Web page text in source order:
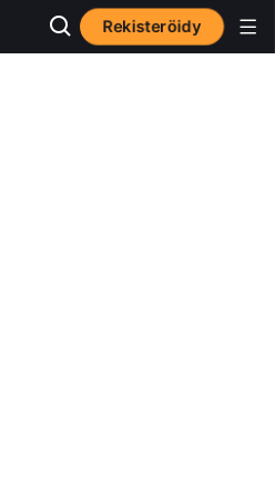
Rekisteröidy